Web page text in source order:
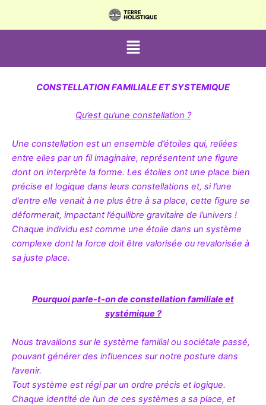
Menu
CONSTELLATION FAMILIALE ET SYSTEMIQUE
Qu’est qu’une constellation ?
Une constellation est un ensemble d’étoiles qui, reliées
entre elles par un fil imaginaire, représentent une figure
dont on interprète la forme. Les étoiles ont une place bien
précise et logique dans leurs constellations et, si l’une
d’entre elle venait à ne plus être à sa place, cette figure se
déformerait, impactant l’équilibre gravitaire de l’univers !
Chaque individu est comme une étoile dans un système
complexe dont la force doit être valorisée ou revalorisée à
sa juste place.
Pourquoi parle-t-on de constellation familiale et
systémique ?
Nous travaillons sur le système familial ou sociétale passé,
pouvant générer des influences sur notre posture dans
l’avenir.
Tout système est régi par un ordre précis et logique.
Chaque identité de l’un de ces systèmes a sa place, et